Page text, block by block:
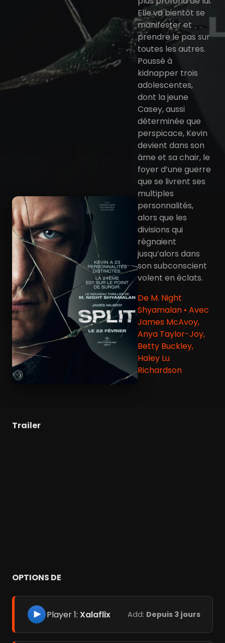
Elle va bientôt se
manifester et
prendre le pas sur
toutes les autres.
Poussé à
kidnapper trois
adolescentes,
dont la jeune
Casey, aussi
déterminée que
perspicace, Kevin
devient dans son
âme et sa chair, le
foyer d’une guerre
que se livrent ses
multiples
personnalités,
alors que les
divisions qui
régnaient
jusqu’alors dans
son subconscient
volent en éclats.
De M. Night
Shyamalan • Avec
James McAvoy,
Anya Taylor-Joy,
Betty Buckley,
Haley Lu
Richardson
Trailer
OPTIONS DE
Player 1: Xalaflix Add: Depuis 3 jours